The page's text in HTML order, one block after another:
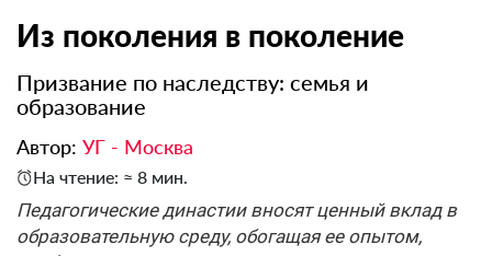
Из поколения в поколение
Призвание по наследству: семья и
образование
Автор: УГ - Москва
На чтение: ≈ 8 мин.
Педагогические династии вносят ценный вклад в
образовательную среду, обогащая ее опытом,